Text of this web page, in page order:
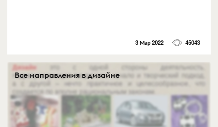
3 Мар 2022 45043
Все направления в дизайне